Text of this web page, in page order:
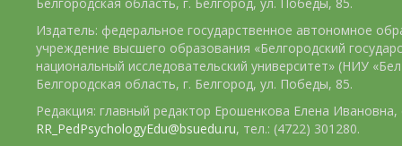
Издатель: федеральное государственное автономное
учреждение высшего образования «Белгородский
национальный исследовательский университет» (НИУ
Белгородская область, г. Белгород, ул. Победы, 85.
Редакция: главный редактор Ерошенкова Елена Ивановна,
RR_PedPsychologyEdu@bsuedu.ru, тел.: (4722) 301280.